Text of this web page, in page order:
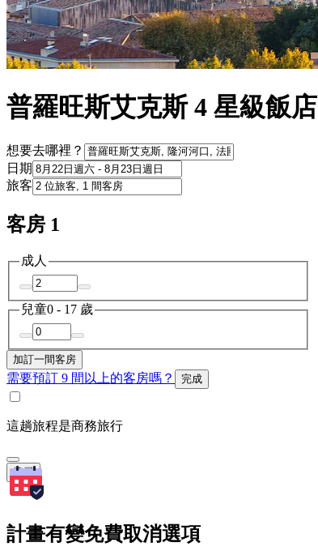
普羅旺斯艾克斯 4 星級飯店
想要去哪裡？
日期
旅客
客房 1
成人
兒童0 - 17 歲
加訂一間客房
需要預訂 9 間以上的客房嗎？ 完成
這趟旅程是商務旅行
搜尋
計畫有變免費取消選項